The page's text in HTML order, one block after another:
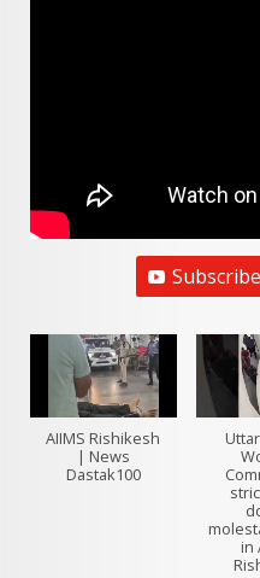
AIIMS Rishikesh
| News
Dastak100
in